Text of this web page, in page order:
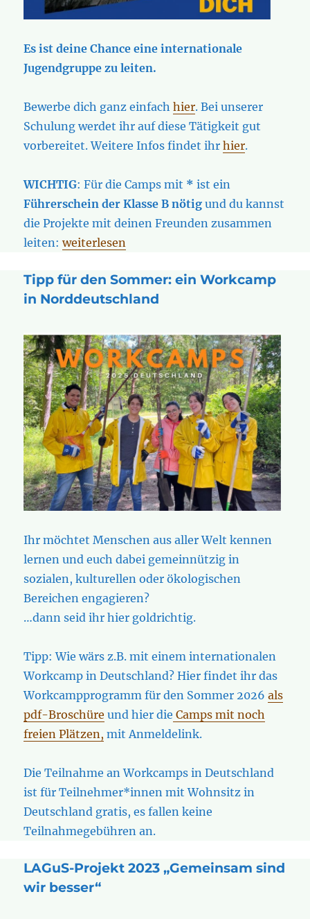
Es ist deine Chance eine internationale
Jugendgruppe zu leiten.
Bewerbe dich ganz einfachhier. Bei unserer
Schulung werdet ihr auf diese Tätigkeit gut
vorbereitet. Weitere Infos findet ihrhier.
WICHTIG: Für die Camps mit * ist ein
Führerschein der Klasse B nötig und du kannst
die Projekte mit deinen Freunden zusammen
leiten:„Werde Teil des Teams als Campleiter*in“
weiterlesen
Tipp für den Sommer: ein Workcamp
in Norddeutschland
Ihr möchtet Menschen aus aller Welt kennen
lernen und euch dabei gemeinnützig in
sozialen, kulturellen oder ökologischen
Bereichen engagieren?
…dann seid ihr hier goldrichtig.
Tipp: Wie wärs z.B. mit einem internationalen
Workcamp in Deutschland? Hier findet ihr das
Workcampprogramm für den Sommer 2026als
pdf-Broschüre und hier die Camps mit noch
freien Plätzen, mit Anmeldelink.
Die Teilnahme an Workcamps in Deutschland
ist für Teilnehmer*innen mit Wohnsitz in
Deutschland gratis, es fallen keine
Teilnahmegebühren an.
LAGuS-Projekt 2023 „Gemeinsam sind
wir besser“